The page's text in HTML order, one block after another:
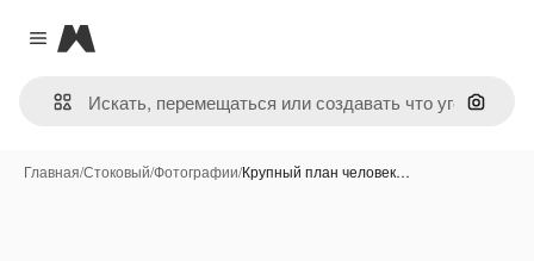
Close menu
Magnific
Поиск
Главная/Стоковый/Фотографии/Крупный план человек…